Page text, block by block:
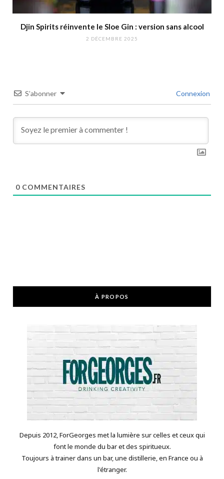
Djin Spirits réinvente le Sloe Gin : version sans alcool
2 DÉCEMBRE 2025
S’abonner Connexion
0 COMMENTAIRES
À PROPOS
Depuis 2012, ForGeorges met la lumière sur celles et ceux qui
font le monde du bar et des spiritueux.
Toujours à trainer dans un bar, une distillerie, en France ou à
l'étranger.